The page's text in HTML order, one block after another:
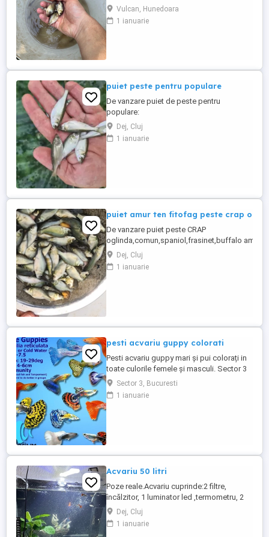
pentru popularea iazurilor și bălților. Se
vând individual sau în cantitate mai mare.
Pentru mai multe detalii, contactați-mă în
Vulcan, Hunedoara
1 ianuarie
puiet peste pentru populare
De vanzare puiet de peste pentru
populare:
amur,crap,sanger,novac,fitofag,LIN cu
dimensiune cuprinsa intre 5-13 cm,pestii
se ambaleaza la fata locului in saci cu
Dej, Cluj
1 ianuarie
puiet amur ten fitofag peste crap
De vanzare puiet peste CRAP
oglinda,comun,spaniol,frasinet,buffalo
iaz helesteu lac balta, : dimensiuni : 4-6 cm
judetul Cluj,Salaj,Bistrita,Jibou,Zalau,Baia
mare,Dej,Beclean,Gherla,Turda,Campia
Dej, Cluj
1 ianuarie
pesti acvariu guppy colorati
Pesti acvariu guppy mari și pui colorați in
toate culorile femele și masculi. Sector 3
Sector 3, Bucuresti
1 ianuarie
Acvariu 50 litri
Poze reale.Acvariu cuprinde:2 filtre,
încălzitor, 1 luminator led ,termometru, 2
bărcuțe, 1 planta anubias și 15 pești
Guppy.predare personală. Dej
Dej, Cluj
1 ianuarie